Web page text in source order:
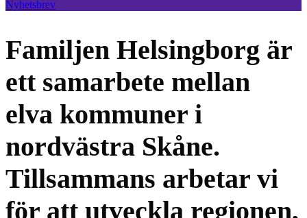
Nyhetsbrev
Familjen Helsingborg är
ett samarbete mellan
elva kommuner i
nordvästra Skåne.
Tillsammans arbetar vi
för att utveckla regionen,